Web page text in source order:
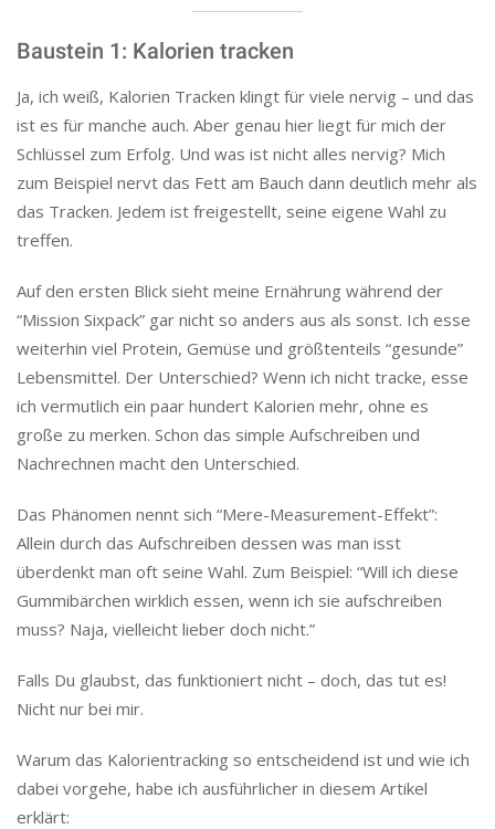
Baustein 1: Kalorien tracken
Ja, ich weiß, Kalorien Tracken klingt für viele nervig – und das
ist es für manche auch. Aber genau hier liegt für mich der
Schlüssel zum Erfolg. Und was ist nicht alles nervig? Mich
zum Beispiel nervt das Fett am Bauch dann deutlich mehr als
das Tracken. Jedem ist freigestellt, seine eigene Wahl zu
treffen.
Auf den ersten Blick sieht meine Ernährung während der
“Mission Sixpack” gar nicht so anders aus als sonst. Ich esse
weiterhin viel Protein, Gemüse und größtenteils “gesunde”
Lebensmittel. Der Unterschied? Wenn ich nicht tracke, esse
ich vermutlich ein paar hundert Kalorien mehr, ohne es
große zu merken. Schon das simple Aufschreiben und
Nachrechnen macht den Unterschied.
Das Phänomen nennt sich “Mere-Measurement-Effekt”:
Allein durch das Aufschreiben dessen was man isst
überdenkt man oft seine Wahl. Zum Beispiel: “Will ich diese
Gummibärchen wirklich essen, wenn ich sie aufschreiben
muss? Naja, vielleicht lieber doch nicht.”
Falls Du glaubst, das funktioniert nicht – doch, das tut es!
Nicht nur bei mir.
Warum das Kalorientracking so entscheidend ist und wie ich
dabei vorgehe, habe ich ausführlicher in diesem Artikel
erklärt: